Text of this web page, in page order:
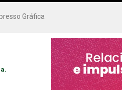
Gráfica